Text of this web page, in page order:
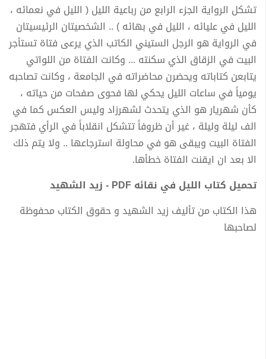
تشكل الرواية الجزء الرابع من رباعية الليل ( الليل في نعمائه ،
الليل في عليائه ، الليل في بهائه ) .. الشخصيتان الرئيسيتان
في الرواية هو الرجل الستيني الكاتب الذي يرعى فتاة تستأجر
البيت في الزقاق الذي سكنته ... وكانت الفتاة من اللواتي
يتابعن كتاباته ويحضرن محاضراته في الجامعة ، وكانت تصاحبه
يومياً في ساعات الليل يحكي لها فحوى صفحات من حياته ،
كأن شهريار هو الذي يتحدث لشهرزاد وليس العكس كما في
الف ليلة وليلة ، غير أن ظروفاً تتشكل انقلاباً في الرأي فتهجر
الفتاة البيت ويبقى هو في محاولة استرجاعها .. ولا يتم ذلك
الا بعد ان ايقنت الفتاة خطأها.
تحميل كتاب الليل في نقائه PDF - زيد الشهيد
هذا الكتاب من تأليف زيد الشهيد و حقوق الكتاب محفوظة
لصاحبها